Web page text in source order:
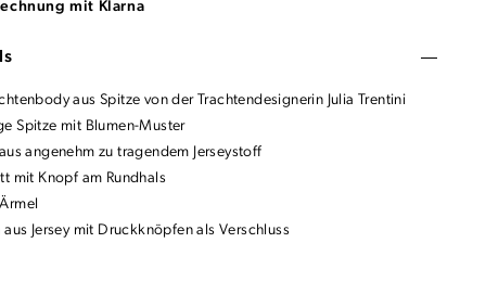
mit Klarna
aus Spitze von der Trachtendesignerin Julia Trentini
Spitze mit Blumen-Muster
angenehm zu tragendem Jerseystoff
mit Knopf am Rundhals
Jersey mit Druckknöpfen als Verschluss